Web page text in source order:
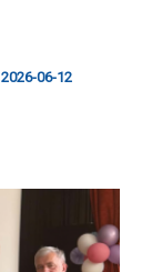
2026-06-12